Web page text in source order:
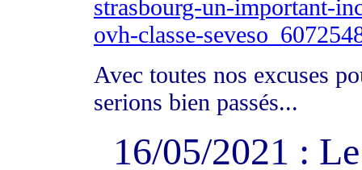
strasbourg-un-important-
ovh-classe-
Avec toutes nos excuses
serions bien passés...
16/05/2021 :